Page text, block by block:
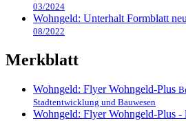
03/2024
Wohngeld: Unterhalt Formblatt
08/2022
Merkblatt
Wohngeld: Flyer Wohngeld-Plus
Stadtentwicklung und Bauwesen
Wohngeld: Flyer Wohngeld-Plus -